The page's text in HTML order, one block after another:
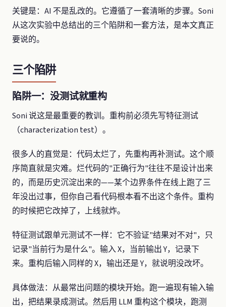
关键是：AI 不是乱改的。它遵循了一套清晰的步骤。Soni
从这次实验中总结出的三个陷阱和一套方法，是本文真正
要说的。
三个陷阱
陷阱一：没测试就重构
Soni 说这是最重要的教训。重构前必须先写特征测试
（characterization test）。
很多人的直觉是：代码太烂了，先重构再补测试。这个顺
序简直就是灾难。烂代码的"正确行为"往往不是设计出来
的，而是历史沉淀出来的——某个边界条件在线上跑了三
年没出过事，但你自己看代码根本看不出这个条件。重构
的时候把它改掉了，上线就炸。
特征测试跟单元测试不一样：它不验证"结果对不对"，只
记录"当前行为是什么"。输入 X，当前输出 Y，记录下
来。重构后输入同样的 X，输出还是 Y，就说明没改坏。
具体做法：从最常出问题的模块开始。跑一遍现有输入输
出，把结果录成测试。然后用 LLM 重构这个模块，跑测